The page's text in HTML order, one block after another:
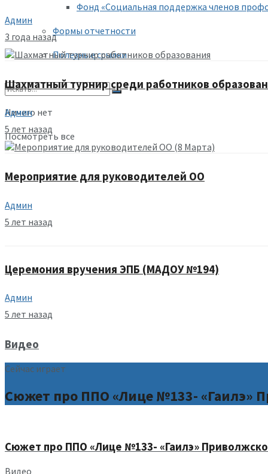
Фонд «Социальная поддержка членов
Формы отчетности
Полезные ссылки
Ничего нет
Посмотреть все
Админ
3 года назад
Шахматный турнир среди работников
Админ
5 лет назад
Мероприятие для руководителей ОО
Админ
5 лет назад
Церемония вручения ЭПБ (МАДОУ №194)
Админ
5 лет назад
Видео
Сейчас играет
Сюжет про ППО «Лице №133- «Гаилэ»
Сюжет про ППО «Лице №133- «Гаилэ»
Видео